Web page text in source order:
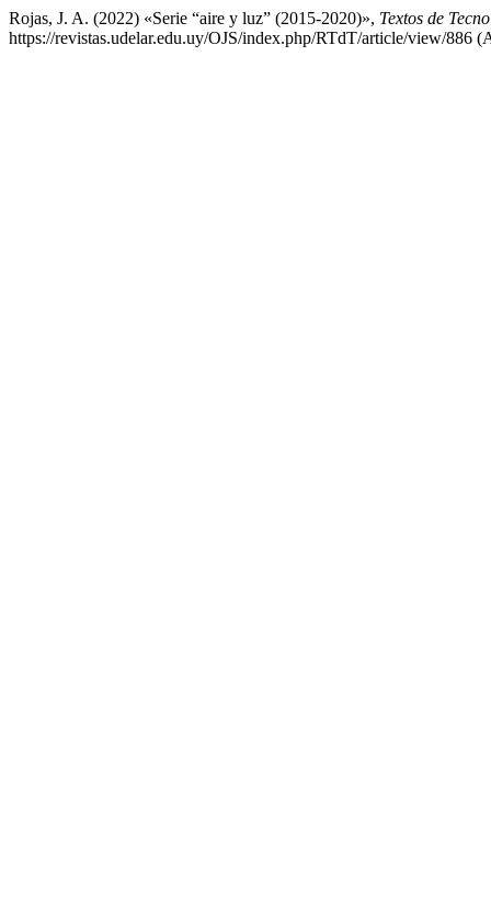
Rojas, J. A. (2022) «Serie “aire y luz” (2015-2020)», Textos de
https://revistas.udelar.edu.uy/OJS/index.php/RTdT/article/view/886